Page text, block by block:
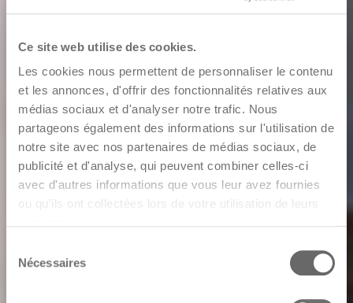
Ce site web utilise des cookies.
Les cookies nous permettent de personnaliser le contenu
et les annonces, d'offrir des fonctionnalités relatives aux
médias sociaux et d'analyser notre trafic. Nous
partageons également des informations sur l'utilisation de
notre site avec nos partenaires de médias sociaux, de
publicité et d'analyse, qui peuvent combiner celles-ci
avec d'autres informations que vous leur avez fournies
ou qu'ils ont collectées lors de votre utilisation de leurs
Nécessaires